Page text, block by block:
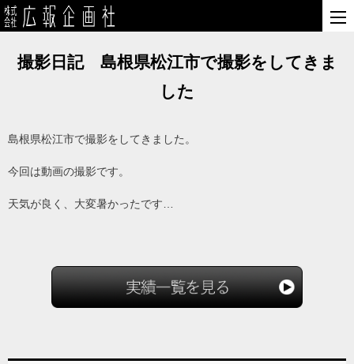
撮影日記 島根県松江市で撮影をしてきま
した
島根県松江市で撮影をしてきました。
今回は動画の撮影です。
天気が良く、大変暑かったです…